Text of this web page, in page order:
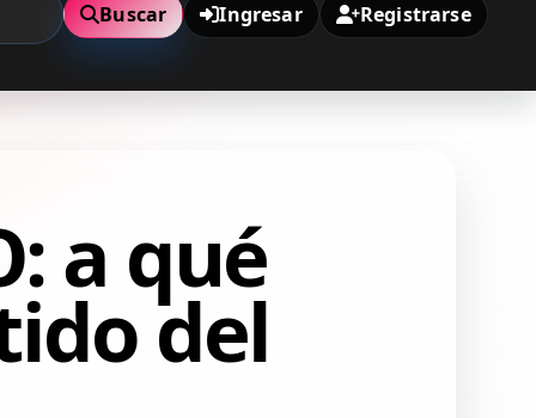
Buscar Ingresar Registrarse
a qué
del